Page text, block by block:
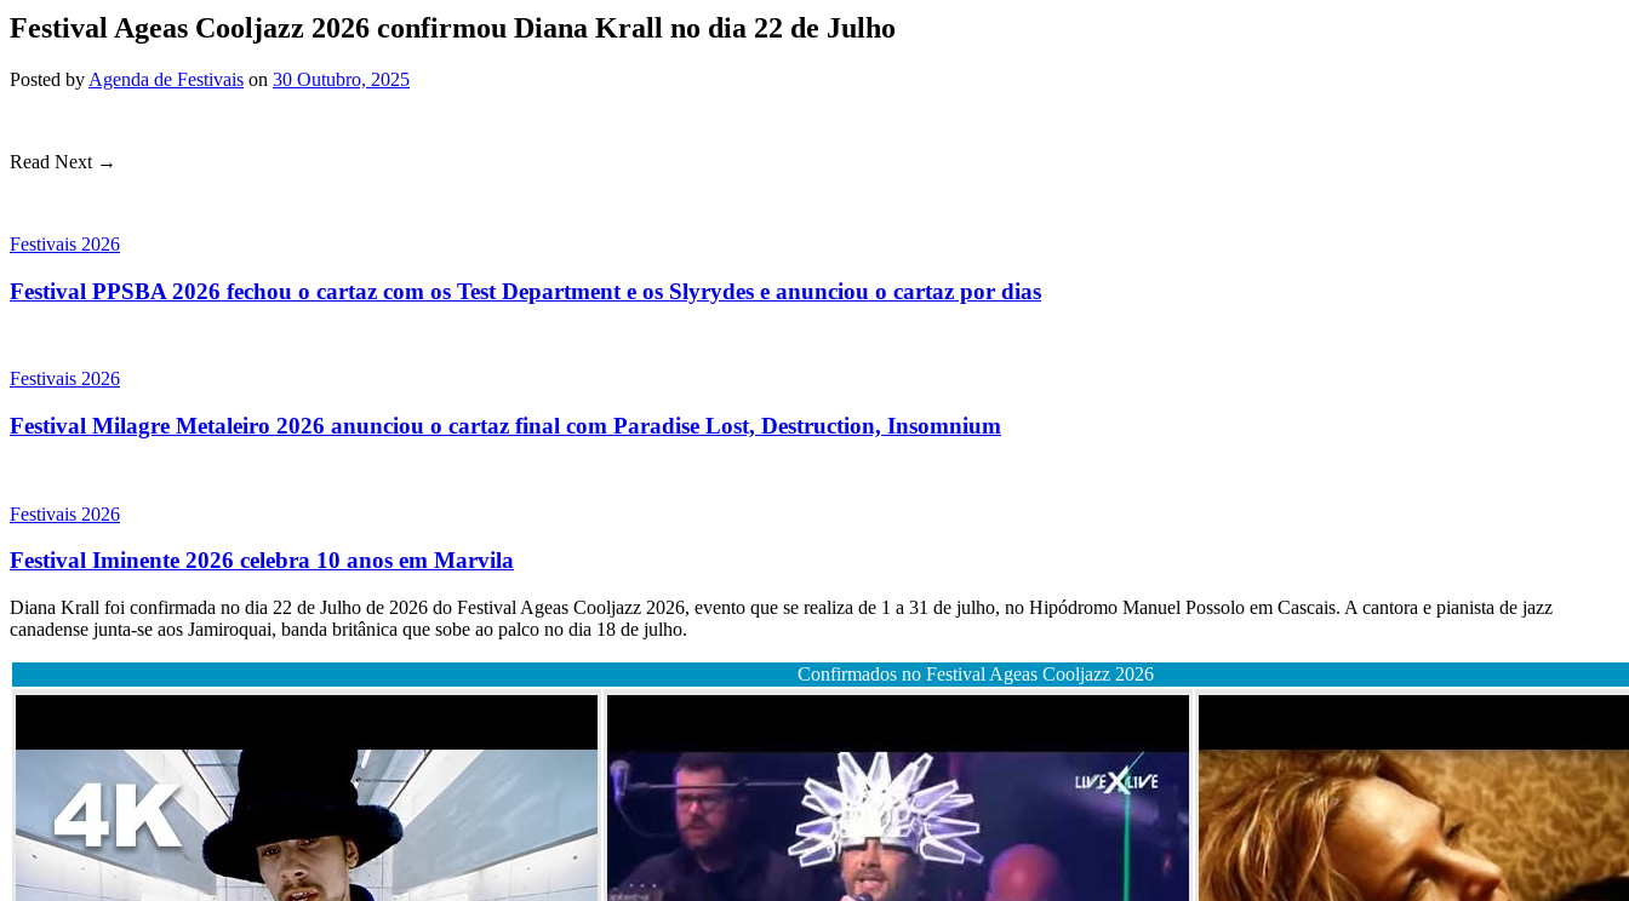
Festival Ageas Cooljazz 2026 confirmou Diana Krall no dia 22 de Julho
Posted by Agenda de Festivais on 30 Outubro, 2025
Read Next →
Festivais 2026
Festival PPSBA 2026 fechou o cartaz com os Test Department e os Slyrydes e anunciou o cartaz por dias
Festivais 2026
Festival Milagre Metaleiro 2026 anunciou o cartaz final com Paradise Lost, Destruction, Insomnium
Festivais 2026
Festival Iminente 2026 celebra 10 anos em Marvila
Diana Krall foi confirmada no dia 22 de Julho de 2026 do Festival Ageas Cooljazz 2026, evento que se realiza de 1 a 31 de julho, no Hipódromo Manuel Possolo em Cascais. A cantora e pianista de jazz
canadense junta-se aos Jamiroquai, banda britânica que sobe ao palco no dia 18 de julho.
Confirmados no Festival Ageas Cooljazz 2026